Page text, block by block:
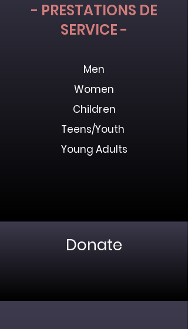
- PRESTATIONS DE
SERVICE -
Men
Women
Children
Teens/Youth
Young Adults
Donate